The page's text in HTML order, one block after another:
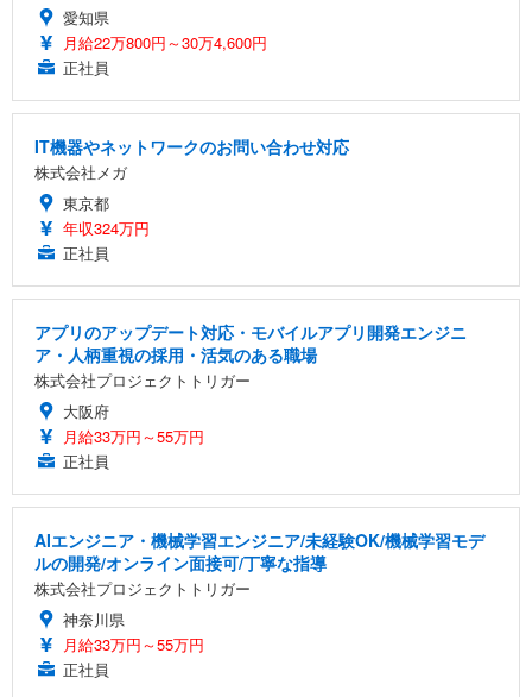
愛知県
月給22万800円～30万4,600円
正社員
IT機器やネットワークのお問い合わせ対応
株式会社メガ
東京都
年収324万円
正社員
アプリのアップデート対応・モバイルアプリ開発エンジニ
ア・人柄重視の採用・活気のある職場
株式会社プロジェクトトリガー
大阪府
月給33万円～55万円
正社員
AIエンジニア・機械学習エンジニア/未経験OK/機械学習モデ
ルの開発/オンライン面接可/丁寧な指導
株式会社プロジェクトトリガー
神奈川県
月給33万円～55万円
正社員